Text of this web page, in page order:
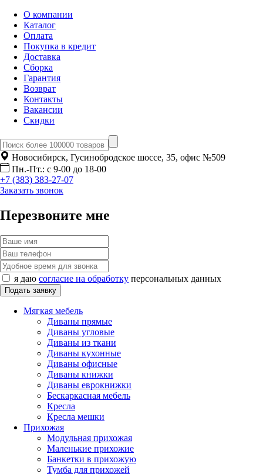
О компании
Каталог
Оплата
Покупка в кредит
Доставка
Сборка
Гарантия
Возврат
Контакты
Вакансии
Скидки
Новосибирск, Гусинобродское шоссе, 35, офис №509
Пн.-Пт.: с 9-00 до 18-00
+7 (383) 383-27-07
Заказать звонок
Перезвоните мне
я даю согласие на обработку персональных данных
Мягкая мебель
Диваны прямые
Диваны угловые
Диваны из ткани
Диваны кухонные
Диваны офисные
Диваны книжки
Диваны еврокнижки
Бескаркасная мебель
Кресла
Кресла мешки
Прихожая
Модульная прихожая
Маленькие прихожие
Банкетки в прихожую
Тумба для прихожей